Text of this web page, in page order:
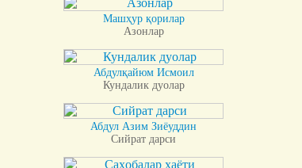
Машҳур қорилар
Азонлар
Абдулқайюм Исмоил
Кундалик дуолар
Абдул Азим Зиёуддин
Сийрат дарси